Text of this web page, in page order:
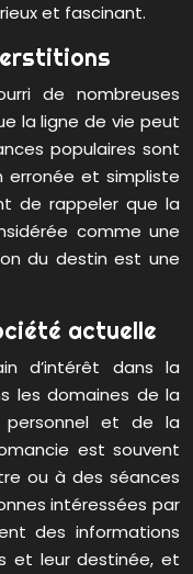
et fascinant.
de nombreuses
la ligne de vie peut
populaires sont
erronée et simpliste
de rappeler que la
comme une
du destin est une
actuelle
d’intérêt dans la
les domaines de la
personnel et de la
est souvent
ou à des séances
intéressées par
des informations
et leur destinée, et